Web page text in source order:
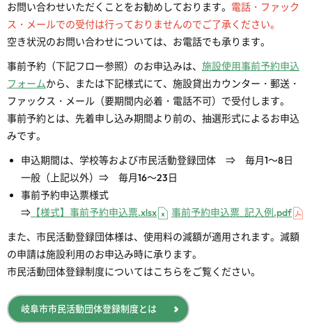
お問い合わせいただくことをお勧めしております。 電話・ファック
ス・メールでの受付は行っておりませんのでご了承ください。
空き状況のお問い合わせについては、お電話でも承ります。
事前予約（下記フロー参照）のお申込みは、 施設使用事前予約申込
フォームから、または下記様式にて、施設貸出カウンター・郵送・
ファックス・メール（要期間内必着・電話不可）で受付します。
事前予約とは、先着申し込み期間より前の、抽選形式によるお申込
みです。
申込期間は、学校等および市民活動登録団体 ⇒ 毎月1～8日
一般（上記以外）⇒ 毎月16～23日
事前予約申込票様式
⇒ 【様式】事前予約申込票.xlsx
事前予約申込票_記入例.pdf
また、市民活動登録団体様は、使用料の減額が適用されます。減額
の申請は施設利用のお申込み時に承ります。
市民活動団体登録制度についてはこちらをご覧ください。
岐阜市市民活動団体登録制度とは